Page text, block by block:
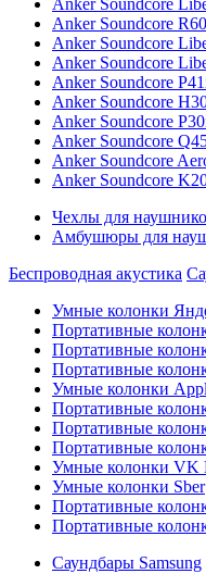
Anker Soundcore
Anker Soundcore
Anker Soundcore
Anker Soundcore
Anker Soundcore
Anker Soundcore
Anker Soundcore
Anker Soundcore
Anker Soundcore
Anker Soundcore
Чехлы для
Амбушюры для
Беспроводная акустика
Умные колонки
Портативные
Портативные
Портативные
Умные колонки
Портативные
Портативные
Портативные
Умные колонки VK
Умные колонки Sber
Портативные
Портативные
Саундбары Samsung